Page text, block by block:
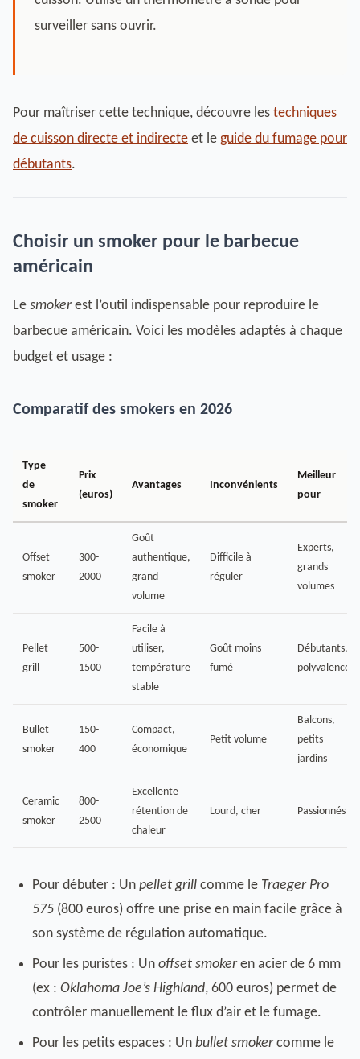
surveiller sans ouvrir.
Pour maîtriser cette technique, découvre les techniques
de cuisson directe et indirecte et le guide du fumage pour
débutants.
Choisir un smoker pour le barbecue
américain
Le smokerest l’outil indispensable pour reproduire le
barbecue américain. Voici les modèles adaptés à chaque
budget et usage :
Comparatif des smokers en 2026
Type
de
smoker
Prix
(euros)
Avantages Inconvénients
Meilleur
pour
Offset
smoker
300-
2000
Goût
authentique,
grand
volume
Difficile à
réguler
Experts,
grands
volumes
Pellet
grill
500-
1500
Facile à
utiliser,
température
stable
Goût moins
fumé
Débutants,
polyvalence
Bullet
smoker
150-
400
Compact,
économique
Petit volume
Balcons,
petits
jardins
Ceramic
smoker
800-
2500
Excellente
rétention de
chaleur
Lourd, cher Passionnés
Pour débuter : Un pellet grill comme le Traeger Pro
575 (800 euros) offre une prise en main facile grâce à
son système de régulation automatique.
Pour les puristes : Un offset smokeren acier de 6 mm
(ex : Oklahoma Joe’s Highland, 600 euros) permet de
contrôler manuellement le flux d’air et le fumage.
Pour les petits espaces : Un bullet smokercomme le